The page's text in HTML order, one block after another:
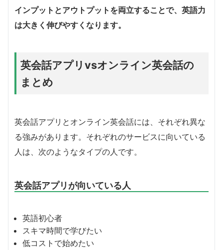
インプットとアウトプットを両立することで、英語力
は大きく伸びやすくなります。
英会話アプリvsオンライン英会話の
まとめ
英会話アプリとオンライン英会話には、それぞれ異な
る強みがあります。それぞれのサービスに向いている
人は、次のようなタイプの人です。
英会話アプリが向いている人
英語初心者
スキマ時間で学びたい
低コストで始めたい